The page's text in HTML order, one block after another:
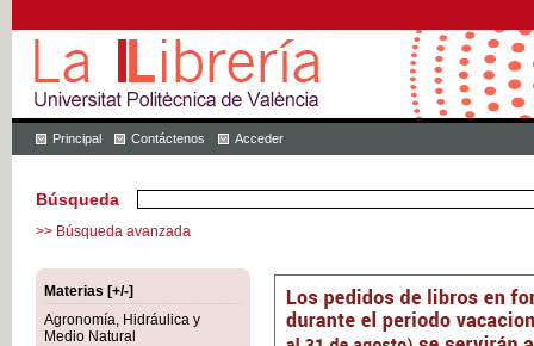
Principal Contáctenos Acceder
Búsqueda
>> Búsqueda avanzada
Materias [+/-]
Agronomía, Hidráulica y
Medio Natural